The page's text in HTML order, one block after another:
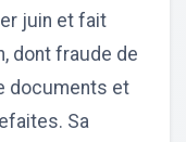
juin et fait
dont fraude de
documents et
Sa